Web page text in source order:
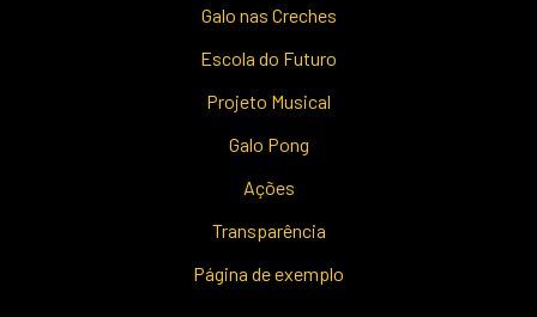
Galo nas Creches
Escola do Futuro
Projeto Musical
Galo Pong
Ações
Transparência
Página de exemplo